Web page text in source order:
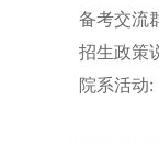
备考交流
招生政策
院系活动: